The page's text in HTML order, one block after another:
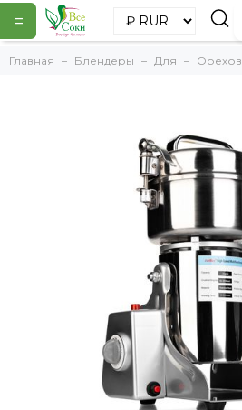
=
Главная Блендеры Для Орехов